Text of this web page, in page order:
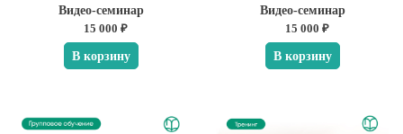
Видео-семинар
15 000 ₽
В корзину
Видео-семинар
15 000 ₽
В корзину